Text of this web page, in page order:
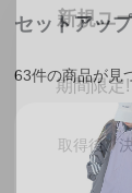
期間限
取得後、
セットアッ
63件の商品が見